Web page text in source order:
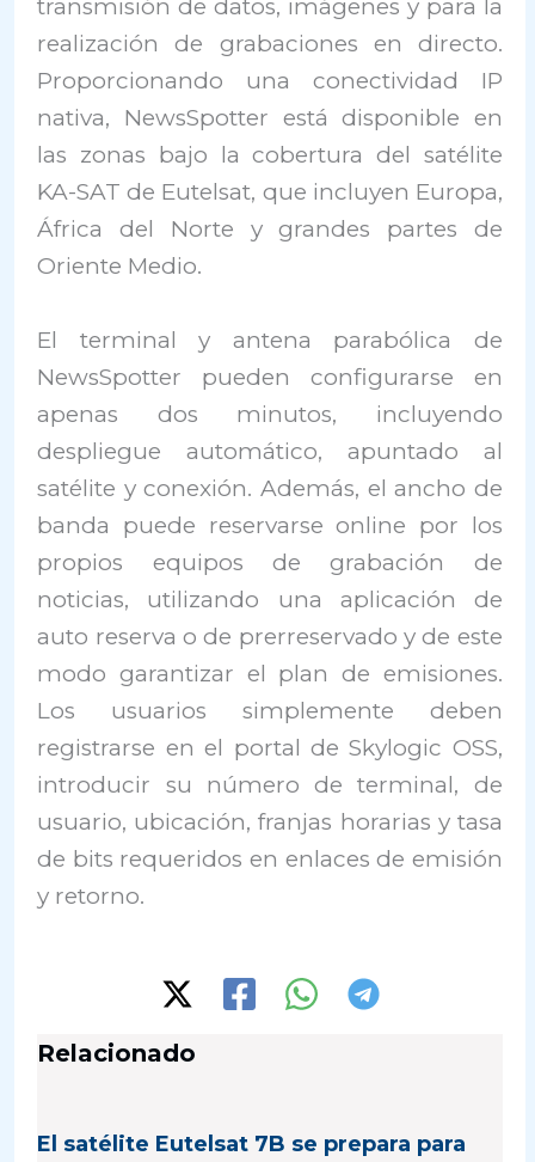
transmisión de datos, imágenes y para la
realización de grabaciones en directo.
Proporcionando una conectividad IP
nativa, NewsSpotter está disponible en
las zonas bajo la cobertura del satélite
KA-SAT de Eutelsat, que incluyen Europa,
África del Norte y grandes partes de
Oriente Medio.
El terminal y antena parabólica de
NewsSpotter pueden configurarse en
apenas dos minutos, incluyendo
despliegue automático, apuntado al
satélite y conexión. Además, el ancho de
banda puede reservarse online por los
propios equipos de grabación de
noticias, utilizando una aplicación de
auto reserva o de prerreservado y de este
modo garantizar el plan de emisiones.
Los usuarios simplemente deben
registrarse en el portal de Skylogic OSS,
introducir su número de terminal, de
usuario, ubicación, franjas horarias y tasa
de bits requeridos en enlaces de emisión
y retorno.
Relacionado
El satélite Eutelsat 7B se prepara para